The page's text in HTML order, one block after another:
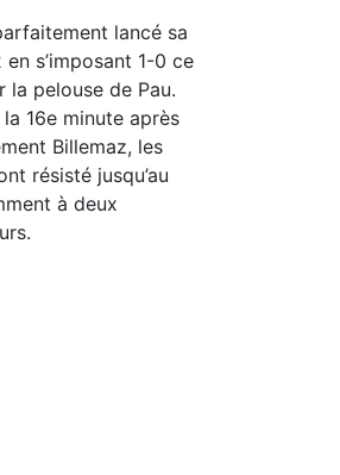
lancé sa
s’imposant 1-0 ce
la pelouse de Pau.
16e minute après
Billemaz, les
résisté jusqu’au
à deux